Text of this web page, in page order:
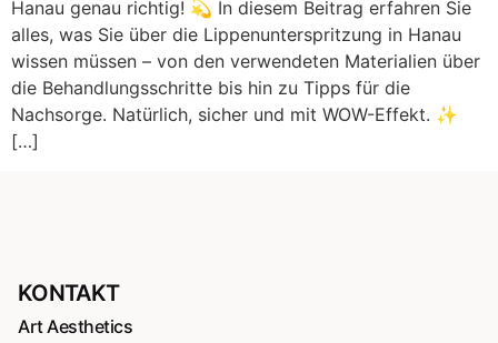
Hanau genau richtig! 💫 In diesem Beitrag erfahren Sie
alles, was Sie über die Lippenunterspritzung in Hanau
wissen müssen – von den verwendeten Materialien über
die Behandlungsschritte bis hin zu Tipps für die
Nachsorge. Natürlich, sicher und mit WOW-Effekt. ✨
[…]
KONTAKT
Art Aesthetics